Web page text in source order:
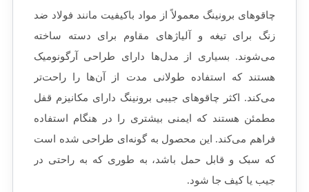
چاقوهای برونینگ معمولاً از مواد باکیفیت مانند فولاد ضد
زنگ برای تیغه و آلیاژهای مقاوم برای دسته ساخته
می‌شوند. بسیاری از مدل‌ها دارای طراحی آرگونومیک
هستند که استفاده طولانی‌ مدت از آن‌ها را راحت‌تر
می‌کند. اکثر چاقوهای جیبی برونینگ دارای مکانیزم قفل
مطمئن هستند که ایمنی بیشتری را در هنگام استفاده
فراهم می‌کند. این محصول به گونه‌ای طراحی شده‌ است
که سبک و قابل حمل باشد، به طوری که به راحتی در
جیب یا کیف جا شود.